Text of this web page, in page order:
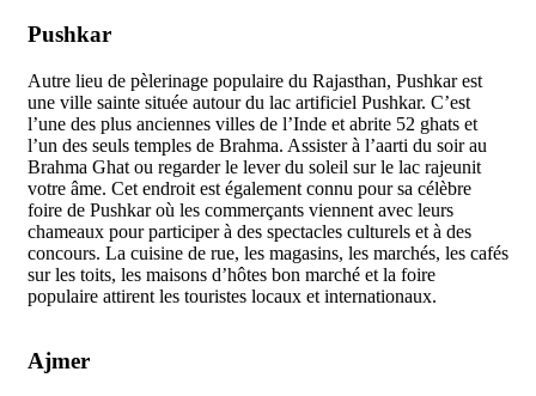
Pushkar
Autre lieu de pèlerinage populaire du Rajasthan, Pushkar est
une ville sainte située autour du lac artificiel Pushkar. C’est
l’une des plus anciennes villes de l’Inde et abrite 52 ghats et
l’un des seuls temples de Brahma. Assister à l’aarti du soir au
Brahma Ghat ou regarder le lever du soleil sur le lac rajeunit
votre âme. Cet endroit est également connu pour sa célèbre
foire de Pushkar où les commerçants viennent avec leurs
chameaux pour participer à des spectacles culturels et à des
concours. La cuisine de rue, les magasins, les marchés, les cafés
sur les toits, les maisons d’hôtes bon marché et la foire
populaire attirent les touristes locaux et internationaux.
Ajmer